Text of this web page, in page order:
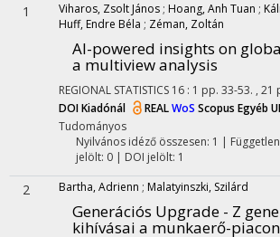
1 Viharos, Zsolt János ; Hoang, Anh Tuan ;
Huff, Endre Béla ; Zéman, Zoltán
AI-powered insights on
a multiview analysis
REGIONAL STATISTICS 16 : 1 pp. 33-53. , 21
DOIKiadónál REALWoS Scopus Egyéb
Tudományos
Nyilvános idéző összesen: 1 |
jelölt: 0 | DOI jelölt: 1
2 Bartha, Adrienn ; Malatyinszki, Szilárd
Generációs Upgrade - Z
kihívásai a munkaerő-